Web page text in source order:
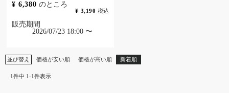
¥ 6,380 のところ
¥ 3,190 税込
販売期間
2026/07/23 18:00 〜
並び替え 価格が安い順 価格が高い順 新着順
1 件中 1 -1 件表示